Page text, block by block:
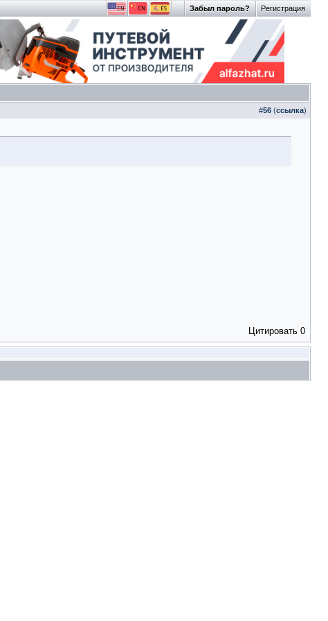
Регистрация
Забыл пароль?
#56 (ссылка)
Цитировать 0